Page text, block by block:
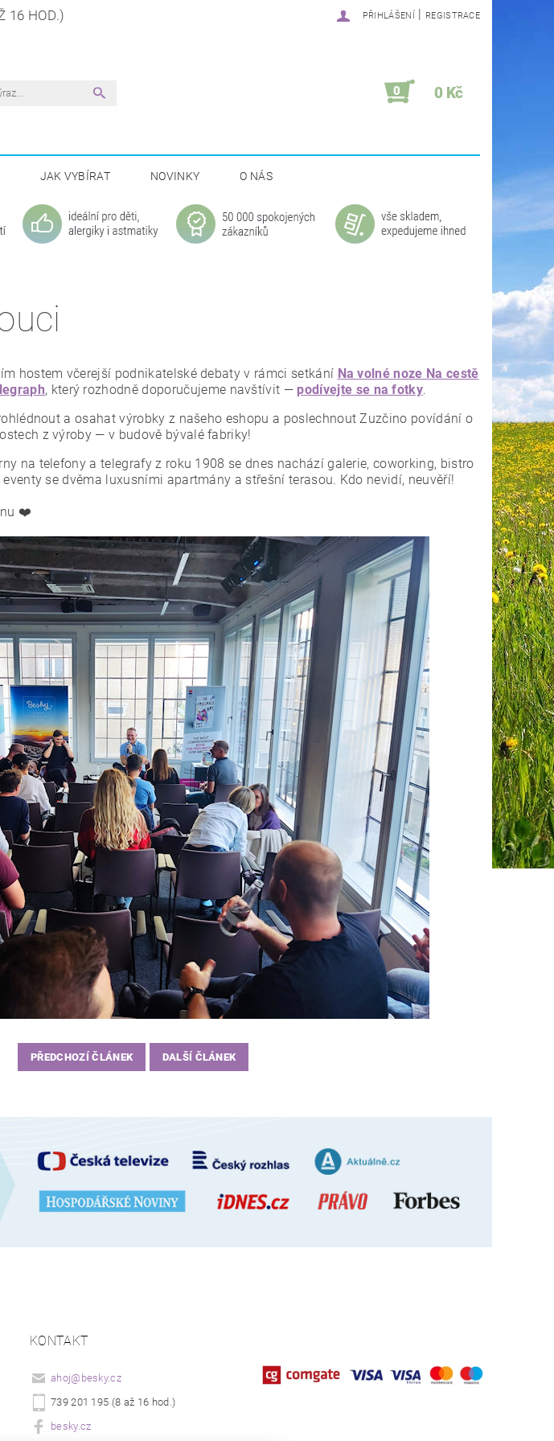
16 HOD.) PŘIHLÁŠENÍ | REGISTRACE
0 0 Kč
JAK VYBÍRAT NOVINKY O NÁS
hostem včerejší podnikatelské debaty v rámci setkání Na volné noze Na cestě
, který rozhodně doporučujeme navštívit — podívejte se na fotky.
a osahat výrobky z našeho eshopu a poslechnout Zuzčino povídání o
z výroby — v budově bývalé fabriky!
na telefony a telegrafy z roku 1908 se dnes nachází galerie, coworking, bistro
se dvěma luxusními apartmány a střešní terasou. Kdo nevidí, neuvěří!
❤️
PŘEDCHOZÍ ČLÁNEK DALŠÍ ČLÁNEK
KONTAKT
ahoj@ besky.cz
739 201 195 (8 až 16 hod.)
besky.cz